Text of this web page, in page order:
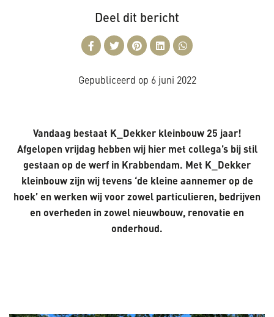
Deel dit bericht
Gepubliceerd op 6 juni 2022
Vandaag bestaat K_Dekker kleinbouw 25 jaar!
Afgelopen vrijdag hebben wij hier met collega’s bij stil
gestaan op de werf in Krabbendam. Met K_Dekker
kleinbouw zijn wij tevens ‘de kleine aannemer op de
hoek’ en werken wij voor zowel particulieren, bedrijven
en overheden in zowel nieuwbouw, renovatie en
onderhoud.